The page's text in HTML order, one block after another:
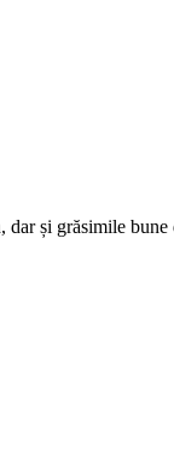
dar și grăsimile